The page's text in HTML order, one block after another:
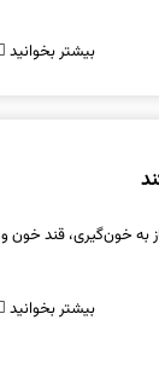
بیشتر بخوانید
به خون‌گیری، قند خون و
بیشتر بخوانید